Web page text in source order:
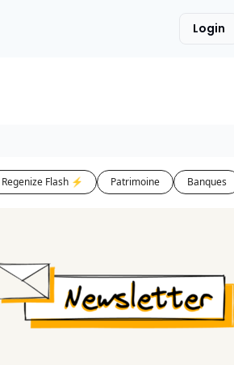
Login
Regenize Flash ⚡️ Patrimoine Banques